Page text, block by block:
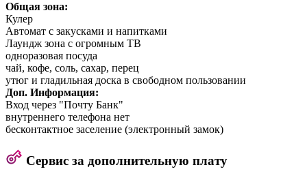
Общая зона:
Кулер
Автомат с закусками и напитками
Лаундж зона с огромным ТВ
одноразовая посуда
чай, кофе, соль, сахар, перец
утюг и гладильная доска в свободном пользовании
Доп. Информация:
Вход через "Почту Банк"
внутреннего телефона нет
бесконтактное заселение (электронный замок)
Сервис за дополнительную плату